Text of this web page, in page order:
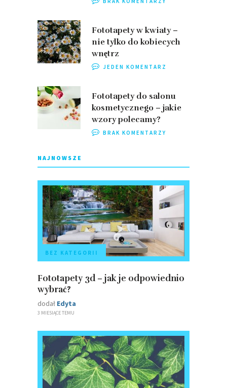
Fototapety w kwiaty –
nie tylko do kobiecych
wnętrz
JEDEN KOMENTARZ
Fototapety do salonu
kosmetycznego – jakie
wzory polecamy?
BRAK KOMENTARZY
NAJNOWSZE
BEZ KATEGORII
Fototapety 3d – jak je odpowiednio
wybrać?
dodał Edyta
3 MIESIĄCE TEMU